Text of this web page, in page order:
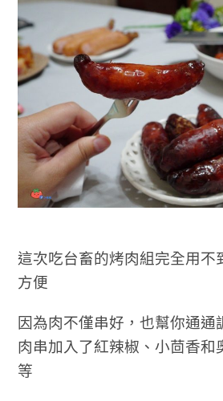
這次吃台畜的烤肉組完全用不
方便
因為肉不僅串好，也幫你通通
肉串加入了紅辣椒、小茴香和
等